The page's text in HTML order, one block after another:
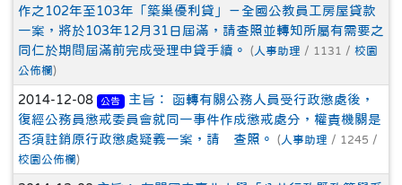
作之102年至103年「築巢優利貸」－全國公教員工房屋貸款
一案，將於103年12月31日屆滿，請查照並轉知所屬有需要之
同仁於期間屆滿前完成受理申貸手續。 ( 人事助理 / 1131 / 校園
公佈欄 )
2014-12-08 公告
主旨： 函轉有關公務人員受行政懲處後，
復經公務員懲戒委員會就同一事件作成懲戒處分，權責機關是
否須註銷原行政懲處疑義一案，請 查照。 ( 人事助理 / 1245 /
校園公佈欄 )